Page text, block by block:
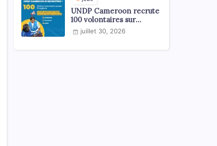
UNDP Cameroon recrute
100 volontaires sur
l'échelle du territoire
national
juillet 30, 2026